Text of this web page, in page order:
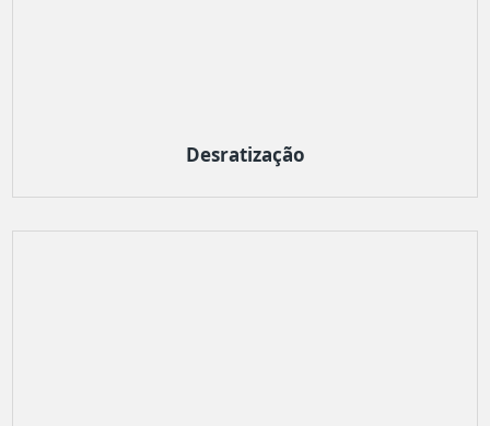
Desratização